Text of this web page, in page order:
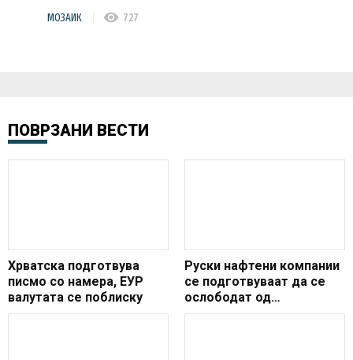
МОЗАИК visibility 727
ПОВРЗАНИ ВЕСТИ
Хрватска подготвува
писмо со намера, ЕУР
валутата се поблиску
Руски нафтени компании
се подготвуваат да се
ослободат од
американскиот долар во